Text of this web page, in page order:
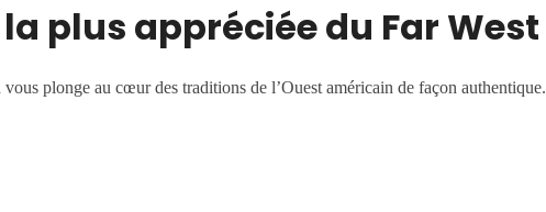
plus appréciée du Far West
plonge au cœur des traditions de l’Ouest américain de façon authentique.